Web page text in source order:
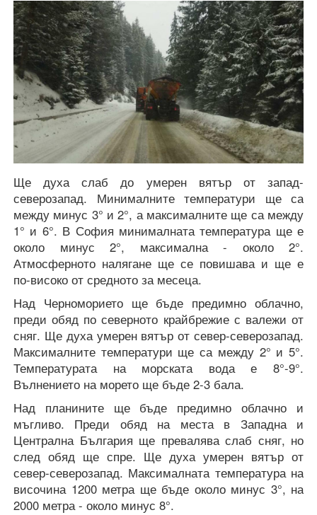
Ще духа слаб до умерен вятър от запад-
северозапад. Минималните температури ще са
между минус 3° и 2°, а максималните ще са между
1° и 6°. В София минималната температура ще е
около минус 2°, максимална - около 2°.
Атмосферното налягане ще се повишава и ще е
по-високо от средното за месеца.
Над Черноморието ще бъде предимно облачно,
преди обяд по северното крайбрежие с валежи от
сняг. Ще духа умерен вятър от север-северозапад.
Максималните температури ще са между 2° и 5°.
Температурата на морската вода е 8°-9°.
Вълнението на морето ще бъде 2-3 бала.
Над планините ще бъде предимно облачно и
мъгливо. Преди обяд на места в Западна и
Централна България ще превалява слаб сняг, но
след обяд ще спре. Ще духа умерен вятър от
север-северозапад. Максималната температура на
височина 1200 метра ще бъде около минус 3°, на
2000 метра - около минус 8°.